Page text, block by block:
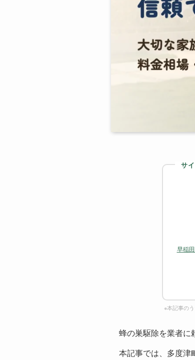
サ
早稲
※本記事の
蜂の巣駆除を業者に
本記事では、多度津